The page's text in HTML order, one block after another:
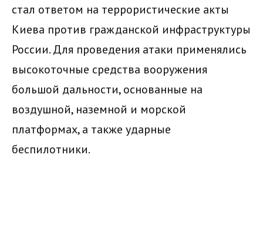
стал ответом на террористические акты
Киева против гражданской инфраструктуры
России. Для проведения атаки применялись
высокоточные средства вооружения
большой дальности, основанные на
воздушной, наземной и морской
платформах, а также ударные
беспилотники.